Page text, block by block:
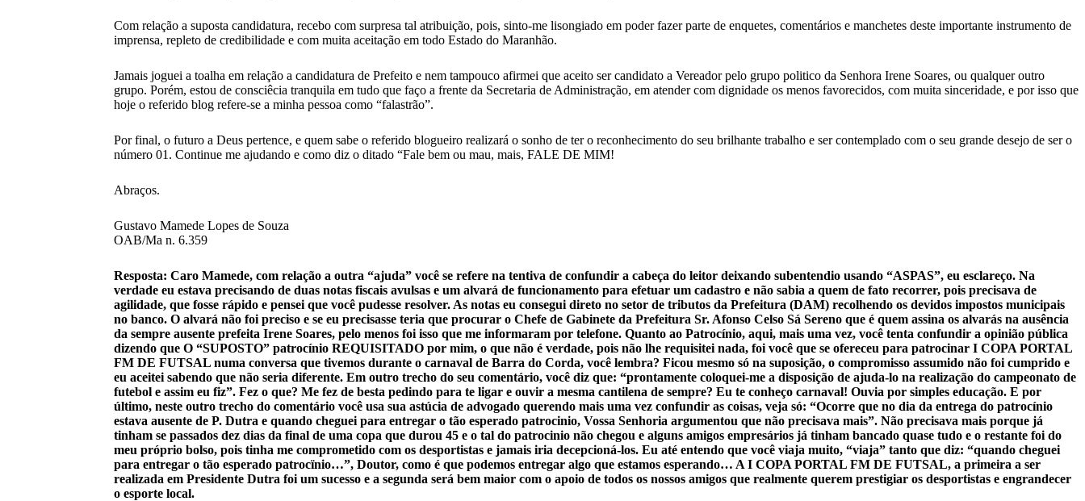
Com relação a suposta candidatura, recebo com surpresa tal atribuição, pois, sinto-me lisongiado em poder fazer parte de enquetes, comentários e manchetes deste importante instrumento de
imprensa, repleto de credibilidade e com muita aceitação em todo Estado do Maranhão.
Jamais joguei a toalha em relação a candidatura de Prefeito e nem tampouco afirmei que aceito ser candidato a Vereador pelo grupo politico da Senhora Irene Soares, ou qualquer outro
grupo. Porém, estou de consciêcia tranquila em tudo que faço a frente da Secretaria de Administração, em atender com dignidade os menos favorecidos, com muita sinceridade, e por isso que
hoje o referido blog refere-se a minha pessoa como “falastrão”.
Por final, o futuro a Deus pertence, e quem sabe o referido blogueiro realizará o sonho de ter o reconhecimento do seu brilhante trabalho e ser contemplado com o seu grande desejo de ser o
número 01. Continue me ajudando e como diz o ditado “Fale bem ou mau, mais, FALE DE MIM!
Abraços.
Gustavo Mamede Lopes de Souza
OAB/Ma n. 6.359
Resposta: Caro Mamede, com relação a outra “ajuda” você se refere na tentiva de confundir a cabeça do leitor deixando subentendio usando “ASPAS”, eu esclareço. Na
verdade eu estava precisando de duas notas fiscais avulsas e um alvará de funcionamento para efetuar um cadastro e não sabia a quem de fato recorrer, pois precisava de
agilidade, que fosse rápido e pensei que você pudesse resolver. As notas eu consegui direto no setor de tributos da Prefeitura (DAM) recolhendo os devidos impostos municipais
no banco. O alvará não foi preciso e se eu precisasse teria que procurar o Chefe de Gabinete da Prefeitura Sr. Afonso Celso Sá Sereno que é quem assina os alvarás na ausência
da sempre ausente prefeita Irene Soares, pelo menos foi isso que me informaram por telefone. Quanto ao Patrocínio, aqui, mais uma vez, você tenta confundir a opinião pública
dizendo que O “SUPOSTO” patrocínio REQUISITADO por mim, o que não é verdade, pois não lhe requisitei nada, foi você que se ofereceu para patrocinar I COPA PORTAL
FM DE FUTSAL numa conversa que tivemos durante o carnaval de Barra do Corda, você lembra? Ficou mesmo só na suposição, o compromisso assumido não foi cumprido e
eu aceitei sabendo que não seria diferente. Em outro trecho do seu comentário, você diz que: “prontamente coloquei-me a disposição de ajuda-lo na realização do campeonato de
futebol e assim eu fiz”. Fez o que? Me fez de besta pedindo para te ligar e ouvir a mesma cantilena de sempre? Eu te conheço carnaval! Ouvia por simples educação. E por
último, neste outro trecho do comentário você usa sua astúcia de advogado querendo mais uma vez confundir as coisas, veja só: “Ocorre que no dia da entrega do patrocínio
estava ausente de P. Dutra e quando cheguei para entregar o tão esperado patrocinio, Vossa Senhoria argumentou que não precisava mais”. Não precisava mais porque já
tinham se passados dez dias da final de uma copa que durou 45 e o tal do patrocinio não chegou e alguns amigos empresários já tinham bancado quase tudo e o restante foi do
meu próprio bolso, pois tinha me comprometido com os desportistas e jamais iria decepcioná-los. Eu até entendo que você viaja muito, “viaja” tanto que diz: “quando cheguei
para entregar o tão esperado patrocïnio…”, Doutor, como é que podemos entregar algo que estamos esperando… A I COPA PORTAL FM DE FUTSAL, a primeira a ser
realizada em Presidente Dutra foi um sucesso e a segunda será bem maior com o apoio de todos os nossos amigos que realmente querem prestigiar os desportistas e engrandecer
o esporte local.